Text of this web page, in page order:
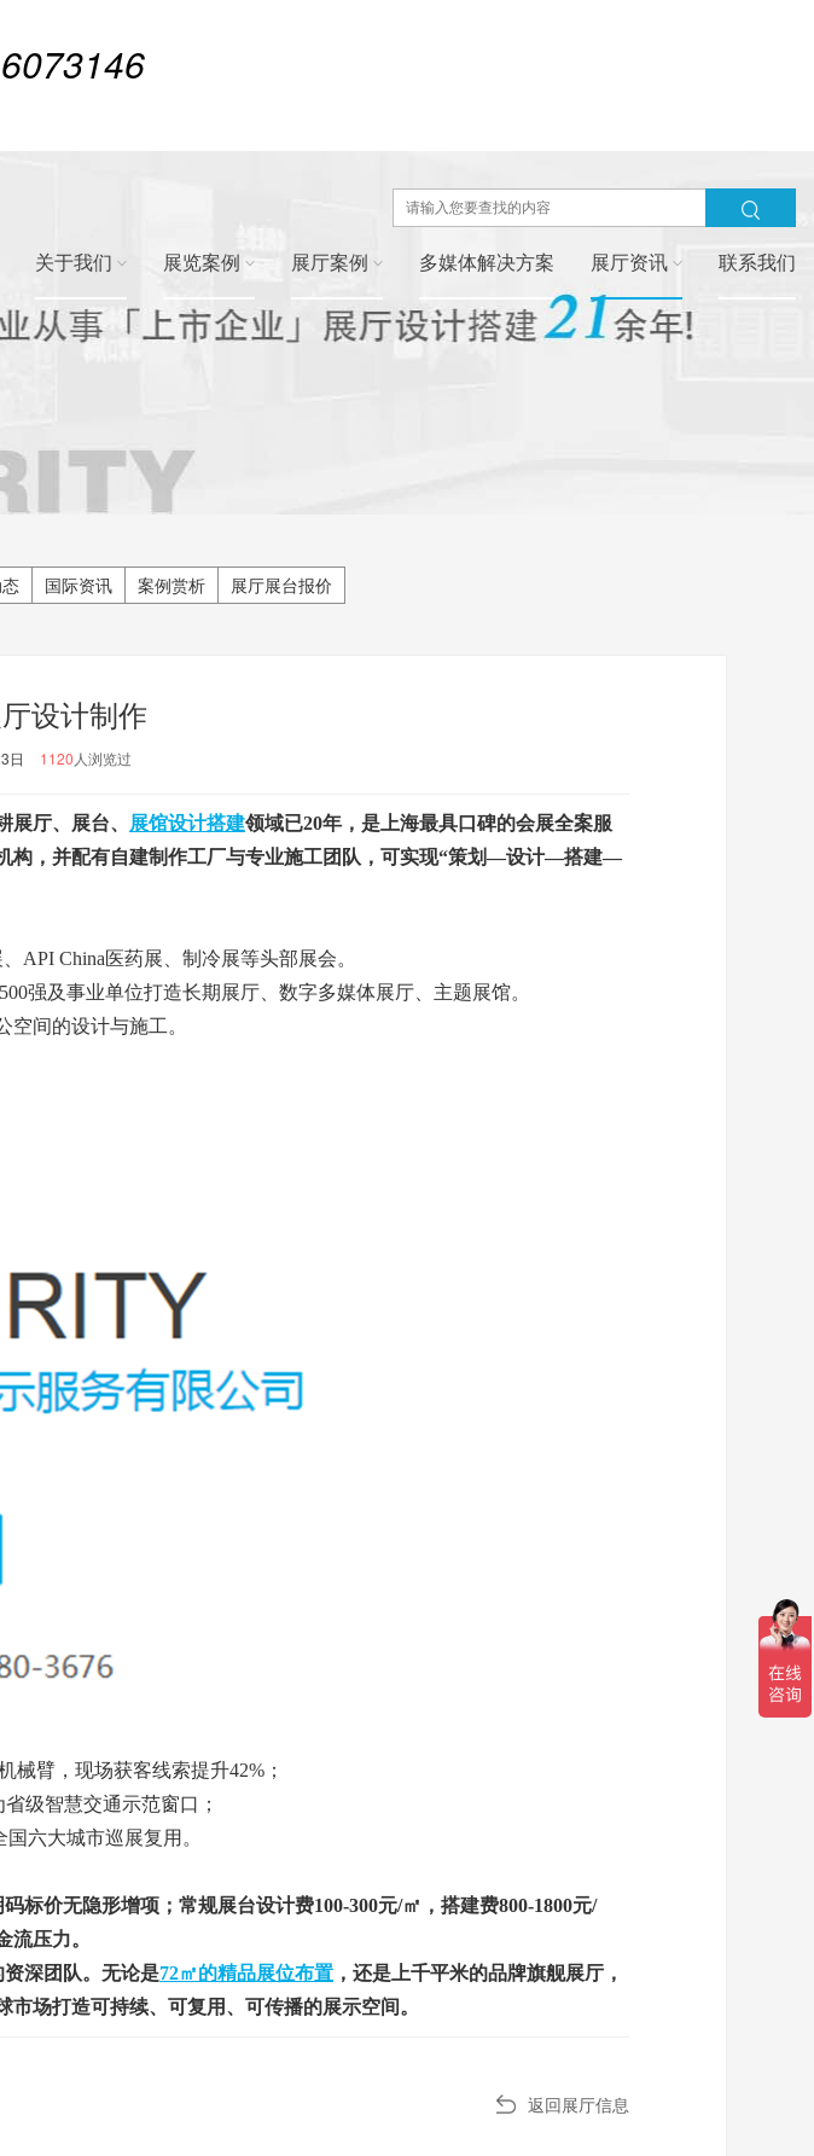
关于我们 展览案例 展厅案例 多媒体解决方案 展厅资讯 联系我们
国际资讯 案例赏析 展厅展台报价
设计制作
日 1120 人浏览过
展厅、展台、 展馆设计搭建领域已20年，是上海最具口碑的会展全案服
构，并配有自建制作工厂与专业施工团队，可实现“策划—设计—搭建—
API China医药展、制冷展等头部展会。
强及事业单位打造长期展厅、数字多媒体展厅、主题展馆。
间的设计与施工。
械臂，现场获客线索提升42%；
级智慧交通示范窗口；
六大城市巡展复用。
标价无隐形增项；常规展台设计费100-300元/㎡，搭建费800-1800元/
压力。
深团队。无论是72㎡的精品展位布置 ，还是上千平米的品牌旗舰展厅，
场打造可持续、可复用、可传播的展示空间。
返回展厅信息